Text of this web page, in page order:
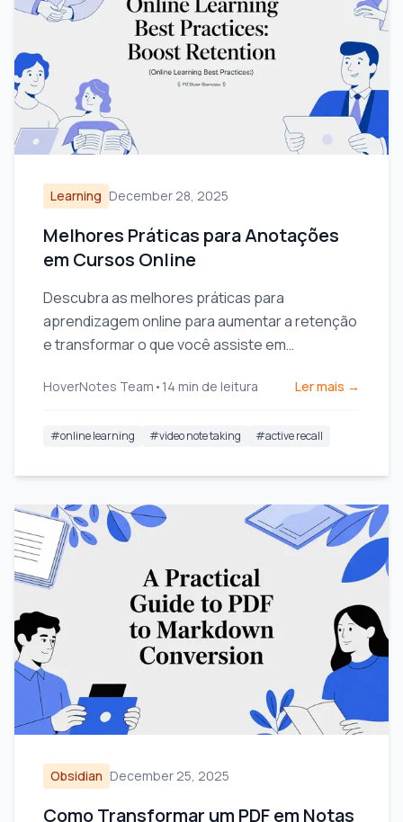
Learning December 28, 2025
Melhores Práticas para Anotações
em Cursos Online
Descubra as melhores práticas para
aprendizagem online para aumentar a retenção
e transformar o que você assiste em
para Udemy, Coursera e YouTube.
HoverNotes Team • 14 min de leitura Ler mais →
#online learning #video note taking #active recall
Obsidian December 25, 2025
Como Transformar um PDF em Notas